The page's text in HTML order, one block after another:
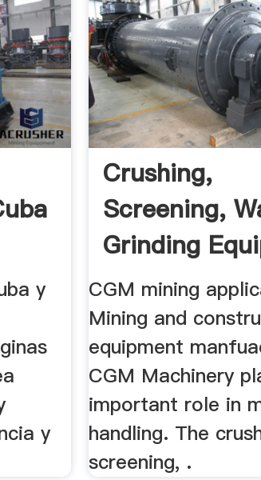
y
y
Crushing,
Screening,
Grinding
.
CGM mining
Mining and
equipment
CGM Machinery
important role in
handling. The
screening, .